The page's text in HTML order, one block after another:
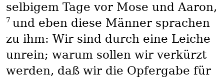
selbigem Tage vor Mose und Aaron,
7 und eben diese Männer sprachen
zu ihm: Wir sind durch eine Leiche
unrein; warum sollen wir verkürzt
werden, daß wir die Opfergabe für